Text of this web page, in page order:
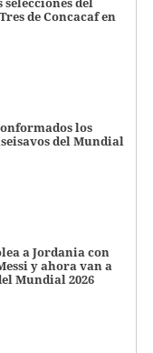
de Concacaf en
los
del Mundial
a Jordania con
y ahora van a
Mundial 2026